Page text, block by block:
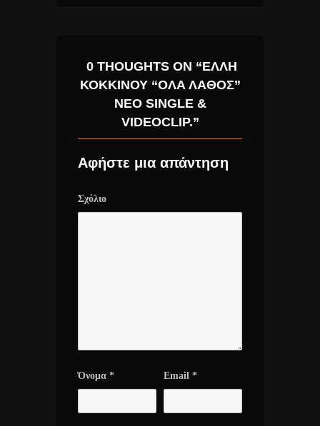
0 THOUGHTS ON “ΈΛΛΗ
ΚΟΚΚΊΝΟΥ “ΌΛΑ ΛΆΘΟΣ”
ΝΈΟ SINGLE &
VIDEOCLIP.”
Αφήστε μια απάντηση
Σχόλιο
Όνομα * Email *